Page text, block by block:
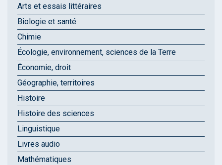
Arts et essais littéraires
Biologie et santé
Chimie
Écologie, environnement, sciences de la Terre
Économie, droit
Géographie, territoires
Histoire
Histoire des sciences
Linguistique
Livres audio
Mathématiques